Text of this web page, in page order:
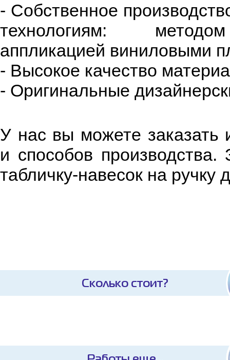
- Собственное
технологиям:
аппликацией виниловыми
- Высокое качество
- Оригинальные
У нас вы можете заказать
и способов
табличку-навесок на ручку
Сколько стоит?